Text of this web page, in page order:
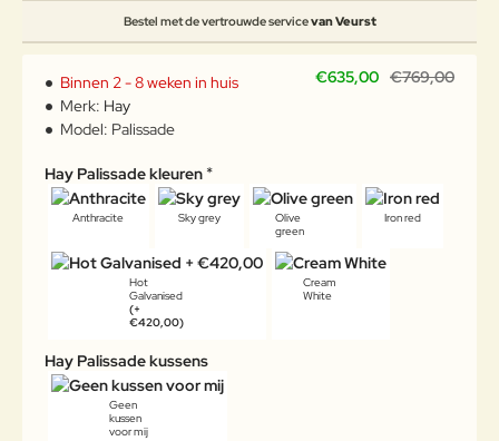
Bestel met de vertrouwde servicevan Veurst
€635,00 €769,00
Binnen 2 - 8 weken in huis
Merk: Hay
Model: Palissade
Hay Palissade kleuren
Anthracite Sky grey
Olive
green
Iron red
Hot
Galvanised
(+
€420,00)
Cream
White
Hay Palissade kussens
Geen
kussen
voor mij